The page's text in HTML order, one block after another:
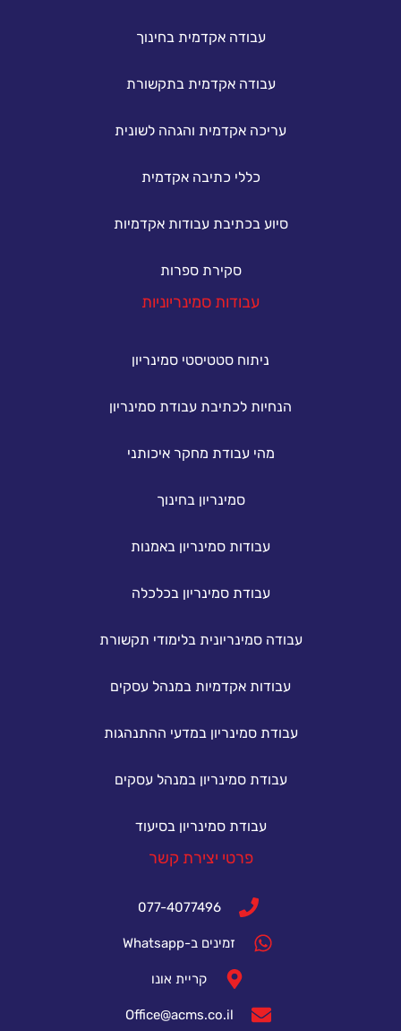
עבודה אקדמית בחינוך
עבודה אקדמית בתקשורת
עריכה אקדמית והגהה לשונית
כללי כתיבה אקדמית
סיוע בכתיבת עבודות אקדמיות
סקירת ספרות
עבודות סמינריוניות
ניתוח סטטיסטי סמינריון
הנחיות לכתיבת עבודת סמינריון
מהי עבודת מחקר איכותני
סמינריון בחינוך
עבודות סמינריון באמנות
עבודת סמינריון בכלכלה
עבודה סמינריונית בלימודי תקשורת
עבודות אקדמיות במנהל עסקים
עבודת סמינריון במדעי ההתנהגות
עבודת סמינריון במנהל עסקים
עבודת סמינריון בסיעוד
פרטי יצירת קשר
077-4077496
זמינים ב-Whatsapp
קריית אונו
Office@acms.co.il